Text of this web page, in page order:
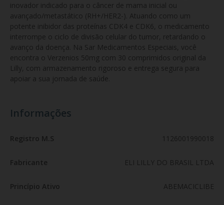
inovador indicado para o câncer de mama inicial ou
avançado/metastático (RH+/HER2-). Atuando como um
potente inibidor das proteínas CDK4 e CDK6, o medicamento
interrompe o ciclo de divisão celular do tumor, retardando o
avanço da doença. Na Sar Medicamentos Especiais, você
encontra o Verzenios 50mg com 30 comprimidos original da
Lilly, com armazenamento rigoroso e entrega segura para
apoiar a sua jornada de saúde.
Informações
Registro M.S 1126001990018
Fabricante ELI LILLY DO BRASIL LTDA
Princípio Ativo ABEMACICLIBE